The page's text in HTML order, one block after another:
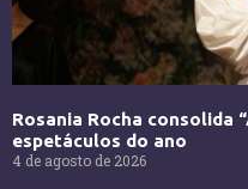
Rosania Rocha consolida
espetáculos do ano
4 de agosto de 2026